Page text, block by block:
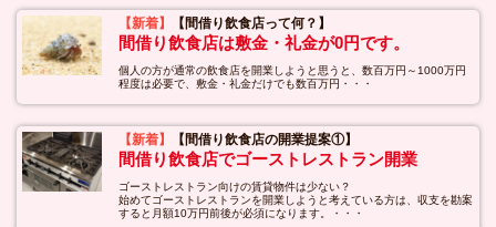
【新着】 【間借り飲食店って何？】
間借り飲食店は敷金・礼金が0円です。
個人の方が通常の飲食店を開業しようと思うと、数百万円～1000万円
程度は必要で、敷金・礼金だけでも数百万円・・・
【新着】 【間借り飲食店の開業提案①】
間借り飲食店でゴーストレストラン開業
ゴーストレストラン向けの賃貸物件は少ない？
始めてゴーストレストランを開業しようと考えている方は、収支を勘案
すると月額10万円前後が必須になります。・・・